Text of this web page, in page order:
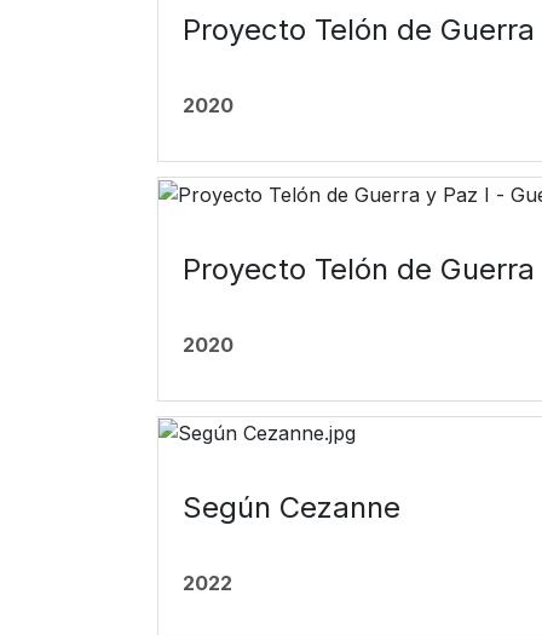
Proyecto Telón de
2020
Proyecto Telón de
2020
Según Cezanne
2022